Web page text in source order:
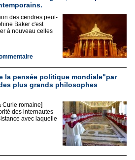
des cendres peut-
Baker c'est
à nouveau celles
la pensée politique mondiale"par
plus grands philosophes
Curie romaine]
des internautes
avec laquelle